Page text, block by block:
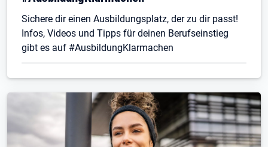
Sichere dir einen Ausbildungsplatz, der zu dir passt!
Infos, Videos und Tipps für deinen Berufseinstieg
gibt es auf #AusbildungKlarmachen